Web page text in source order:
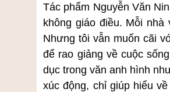
Tác phẩm Nguyễn Văn
không giáo điều. Mỗi
Nhưng tôi vẫn muốn cãi
để rao giảng về cuộc
dục trong văn anh hình
xúc động, chỉ giúp hiểu